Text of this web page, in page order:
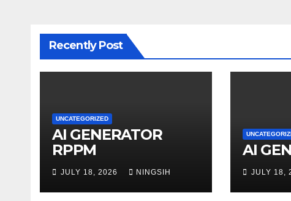
Recently Post
UNCATEGORIZED
AI GENERATOR
RPPM
JULY 18, 2026 NINGSIH
AI
JULY 18,